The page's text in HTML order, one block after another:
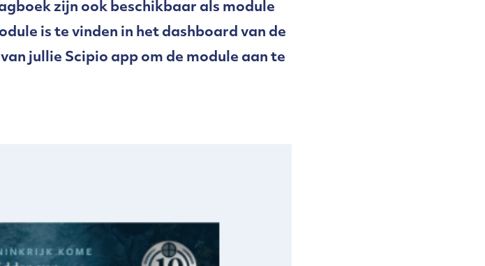
zijn ook beschikbaar als module
is te vinden in het dashboard van de
jullie Scipio app om de module aan te